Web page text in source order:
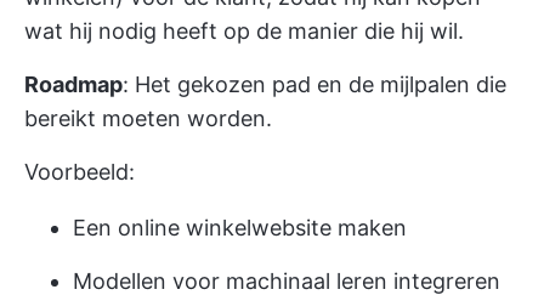
wat hij nodig heeft op de manier die hij wil.
Roadmap: Het gekozen pad en de mijlpalen die
bereikt moeten worden.
Voorbeeld:
Een online winkelwebsite maken
Modellen voor machinaal leren integreren